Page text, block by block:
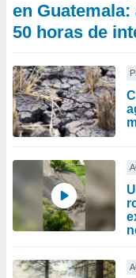
en
50 horas de